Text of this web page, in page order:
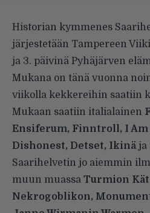
Historian kymmenes
järjestetään Tampereen
ja 3. päivinä Pyhäjärven
Mukana on tänä vuonna
viikolla kekkereihin saatiin
Mukaan saatiin italialainen
Ensiferum, Finntroll, I Am
Dishonest, Detset, Ikinä ja
Saarihelvetin jo aiemmin
muun muassa Turmion
Nekrogoblikon,